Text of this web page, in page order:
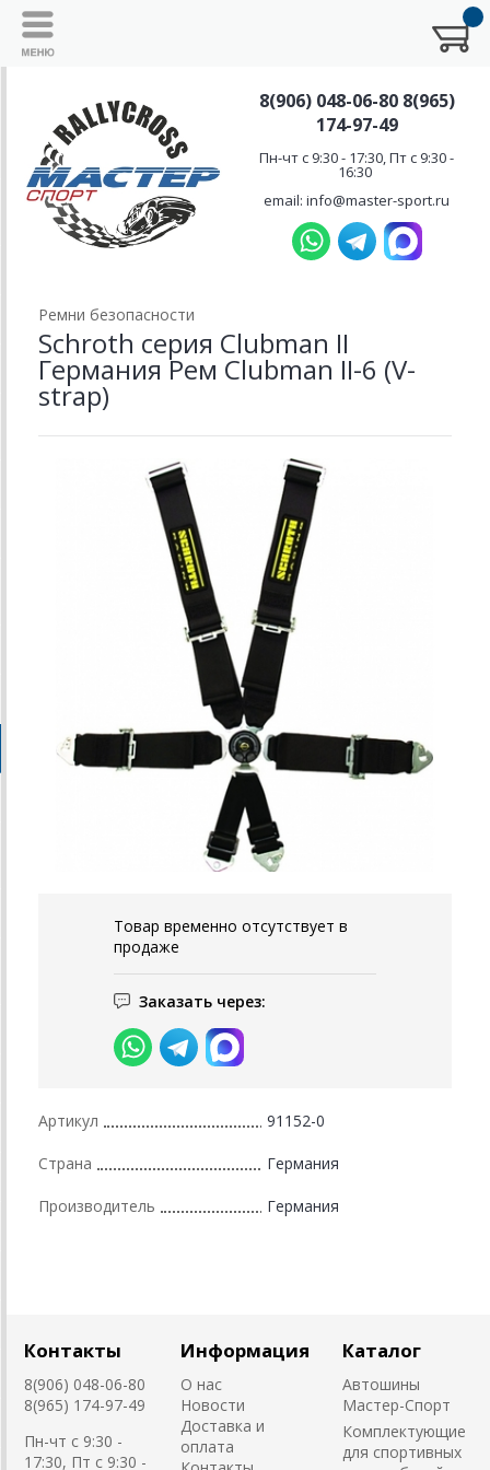
8(906) 048-06-80 8(965)
174-97-49
Пн-чт с 9:30 - 17:30, Пт с 9:30 -
16:30
email: info@master-sport.ru
Ремни безопасности
Schroth серия Clubman II
Германия Рем Clubman II-6 (V-
strap)
Товар временно отсутствует в
продаже
Заказать через:
Артикул 91152-0
Страна Германия
Производитель Германия
Контакты
8(906) 048-06-80
8(965) 174-97-49
Пн-чт с 9:30 -
17:30, Пт с 9:30 -
Информация
О нас
Новости
Доставка и
оплата
Каталог
Автошины
Мастер-Спорт
Комплектующие
для спортивных